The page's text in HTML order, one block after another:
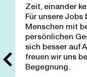
Zeit, einander
Für unsere
Menschen mit
persönlichen
sich besser auf
freuen wir uns
Begegnung.